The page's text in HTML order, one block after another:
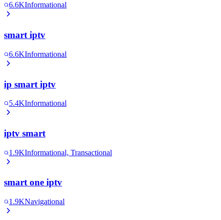
6.6KInformational
smart iptv
6.6KInformational
ip smart iptv
5.4KInformational
iptv smart
1.9KInformational, Transactional
smart one iptv
1.9KNavigational